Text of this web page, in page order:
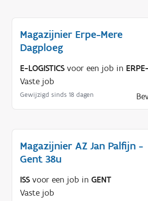
Magazijnier Erpe-Mere
Dagploeg
E-LOGISTICS voor een job in
Vaste job
Gewijzigd sinds 18 dagen
Magazijnier AZ Jan Palfijn -
Gent 38u
ISS voor een job in GENT
Vaste job